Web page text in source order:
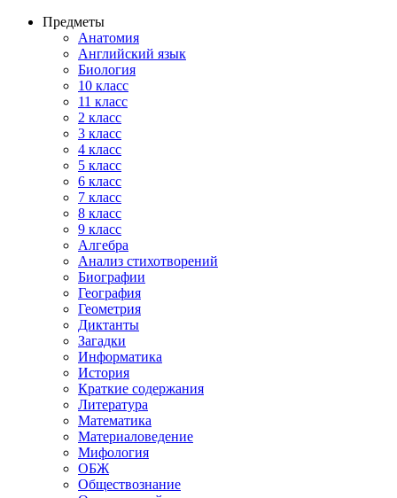
Предметы
Анатомия
Английский язык
Биология
10 класс
11 класс
2 класс
3 класс
4 класс
5 класс
6 класс
7 класс
8 класс
9 класс
Алгебра
Анализ стихотворений
Биографии
География
Геометрия
Диктанты
Загадки
Информатика
История
Краткие содержания
Литература
Математика
Материаловедение
Мифология
ОБЖ
Обществознание